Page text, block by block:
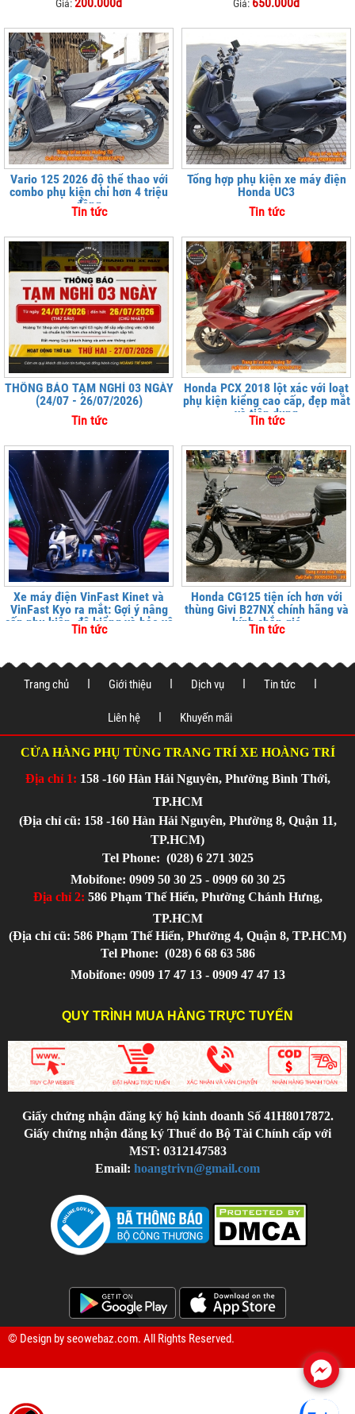
Giá: Giá:
Vario 125 2026 độ thể thao với
combo phụ kiện chỉ hơn 4 triệu
đồng
Tin tức
Tổng hợp phụ kiện xe máy điện
Honda UC3
Tin tức
THÔNG BÁO TẠM NGHỈ 03 NGÀY
(24/07 - 26/07/2026)
Tin tức
Honda PCX 2018 lột xác với loạt
phụ kiện kiểng cao cấp, đẹp mắt
và tiện dụng
Tin tức
Xe máy điện VinFast Kinet và
VinFast Kyo ra mắt: Gợi ý nâng
cấp phụ kiện, độ kiểng và bảo vệ
xe tại
Tin tức
Honda CG125 tiện ích hơn với
thùng Givi B27NX chính hãng và
kính chắn gió
Tin tức
Trang chủ Giới thiệu Dịch vụ Tin tức
Liên hệ Khuyến mãi
CỬA HÀNG PHỤ TÙNG TRANG TRÍ XE HOÀNG TRÍ
Địa chỉ 1: 158 -160 Hàn Hải Nguyên, Phường Bình Thới,
TP.HCM
(Địa chỉ cũ: 158 -160 Hàn Hải Nguyên, Phường 8, Quận 11,
TP.HCM)
Tel Phone: (028) 6 271 3025
Mobifone: 0909 50 30 25 - 0909 60 30 25
Địa chỉ 2: 586 Phạm Thế Hiển, Phường Chánh Hưng,
TP.HCM
(Địa chỉ cũ: 586 Phạm Thế Hiển, Phường 4, Quận 8, TP.HCM)
Tel Phone: (028) 6 68 63 586
Mobifone: 0909 17 47 13 - 0909 47 47 13
QUY TRÌNH MUA HÀNG TRỰC TUYẾN
Giấy chứng nhận đăng ký hộ kinh doanh Số 41H8017872.
Giấy chứng nhận đăng ký Thuế do Bộ Tài Chính cấp với
MST: 0312147583
Email: hoangtrivn@gmail.com
© Design byseowebaz.com. All Rights Reserved.
.